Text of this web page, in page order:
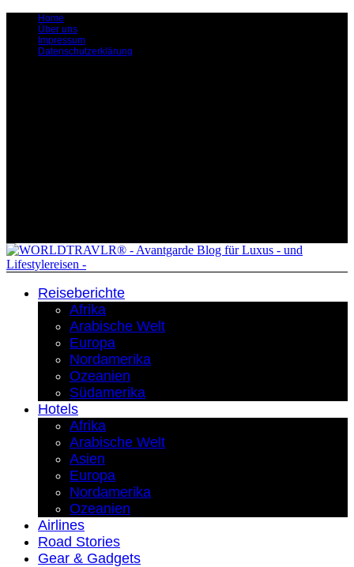
Home
Über uns
Impressum
Datenschutzerklärung
Reiseberichte
Afrika
Arabische Welt
Europa
Nordamerika
Ozeanien
Südamerika
Hotels
Afrika
Arabische Welt
Asien
Europa
Nordamerika
Ozeanien
Airlines
Road Stories
Gear & Gadgets